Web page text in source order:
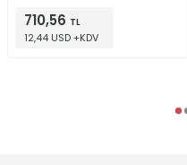
710,56 TL
12,44 USD +KDV